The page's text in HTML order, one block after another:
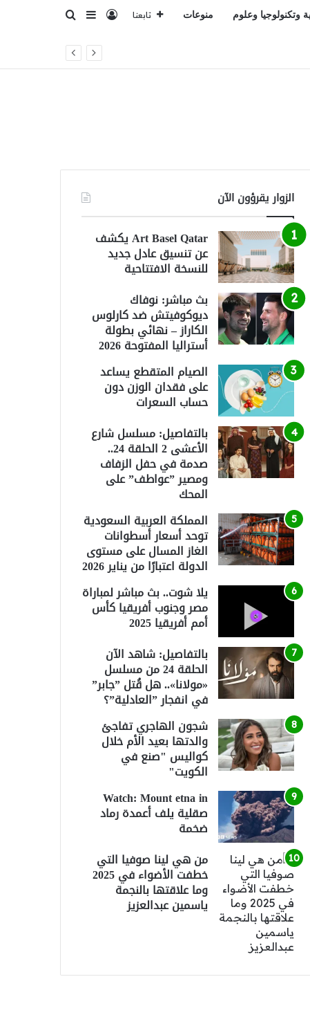
وتكنولوجيا وعلوم منوعات تابعنا تسجيل الدخول
إضافة عمود
بحث عن
الزوار يقرؤون الآن
Art Basel Qatar يكشف
عن تنسيق عادل جديد
للنسخة الافتتاحية
بث مباشر: نوفاك
ديوكوفيتش ضد كارلوس
الكاراز – نهائي بطولة
أستراليا المفتوحة 2026
الصيام المتقطع يساعد
على فقدان الوزن دون
حساب السعرات
بالتفاصيل: مسلسل شارع
الأعشى 2 الحلقة 24..
صدمة في حفل الزفاف
ومصير ”عواطف” على
المحك
المملكة العربية السعودية
توحد أسعار أسطوانات
الغاز المسال على مستوى
الدولة اعتبارًا من يناير 2026
يلا شوت.. بث مباشر لمباراة
مصر وجنوب أفريقيا كأس
أمم أفريقيا 2025
بالتفاصيل: شاهد الآن
الحلقة 24 من مسلسل
«مولانا».. هل قُتل ”جابر”
في انفجار ”العادلية”؟
شجون الهاجري تفاجئ
والدتها بعيد الأم خلال
كواليس "صنع في
الكويت"
Watch: Mount etna in
صقلية يلف أعمدة رماد
ضخمة
من هي لينا صوفيا التي
خطفت الأضواء في 2025
وما علاقتها بالنجمة
ياسمين عبدالعزيز